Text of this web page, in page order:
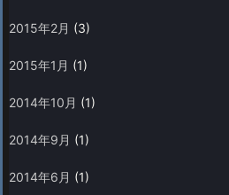
2015年2月 (3)
2015年1月 (1)
2014年10月 (1)
2014年9月 (1)
2014年6月 (1)